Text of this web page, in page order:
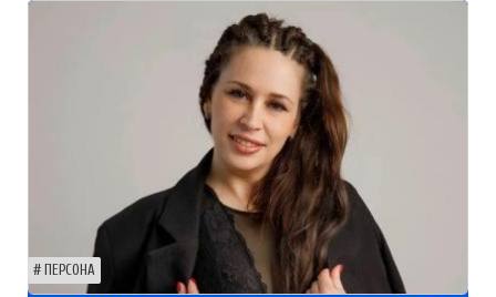
ПЕРСОНА